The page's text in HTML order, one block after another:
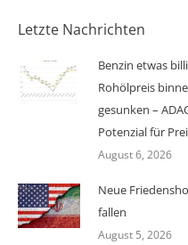
Letzte Nachrichten
Benzin etwas
Rohölpreis
gesunken –
Potenzial für
August 6, 2026
Neue
fallen
August 5, 2026